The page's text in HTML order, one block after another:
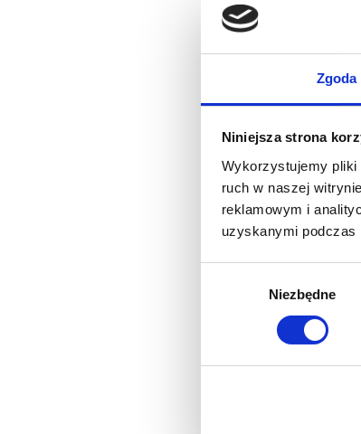
Zgoda
Niniejsza strona
Wykorzystujemy pliki
ruch w naszej
reklamowym i
uzyskanymi podczas
Niezbędne